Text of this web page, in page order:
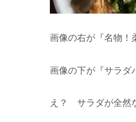
画像の右が『名物！
画像の下が『サラダ
え？ サラダが全然